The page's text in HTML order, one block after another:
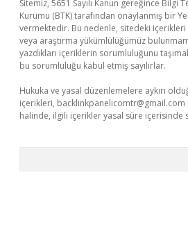
Sitemiz, 5651 Sayılı Kanun gereğince Bilgi
Kurumu (BTK) tarafından onaylanmış bir
vermektedir. Bu nedenle, sitedeki
veya araştırma yükümlülüğümüz
yazdıkları içeriklerin sorumluluğunu
bu sorumluluğu kabul etmiş sayılırlar.
Hukuka ve yasal düzenlemelere aykırı
içerikleri, backlinkpanelicomtr@gmail.com
halinde, ilgili içerikler yasal süre içerisinde